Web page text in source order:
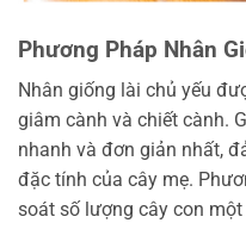
Phương Pháp Nhân
Nhân giống lài chủ yếu
giâm cành và chiết cành.
nhanh và đơn giản nhất,
đặc tính của cây mẹ.
soát số lượng cây con một